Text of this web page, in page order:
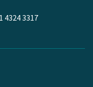
4324 3317